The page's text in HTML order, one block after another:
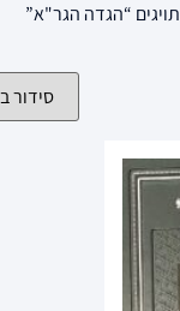
“הגדה הגר"א”